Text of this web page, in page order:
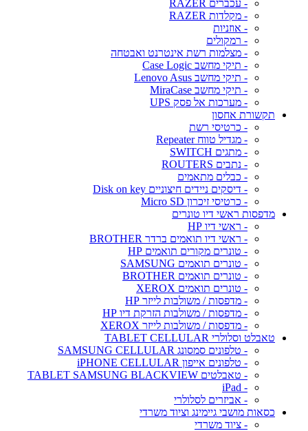
- עכברים RAZER
- מקלדות RAZER
- אוזניות
- רמקולים
- מצלמות רשת אינטרנט ואבטחה
- תיקי מחשב Case Logic
- תיקי מחשב Lenovo Asus
- תיקי מחשב MiraCase
- מערכות אל פסק UPS
תקשורת אחסון
- כרטיסי רשת
- מגדיל טווח Repeater
- מתגים SWITCH
- נתבים ROUTERS
- כבלים מתאמים
- דיסקים ניידים חיצוניים Disk on key
- כרטיסי זיכרון Micro SD
מדפסות ראשי דיו טונרים
- ראשי דיו HP
- ראשי דיו תואמים ברדר BROTHER
- טונרים מקורים תואמים HP
- טונרים תואמים SAMSUNG
- טונרים תואמים BROTHER
- טונרים תואמים XEROX
- מדפסות / משולבות לייזר HP
- מדפסות / משולבות הזרקת דיו HP
- מדפסות / משולבות לייזר XEROX
טאבלט וסלולרי TABLET CELLULAR
- טלפונים סמסונג SAMSUNG CELLULAR
- טלפונים אייפון iPHONE CELLULAR
- טאבלטים TABLET SAMSUNG BLACKVIEW
- iPad
- אביזרים לסלולרי
כסאות מושבי גיימינג וציוד משרדי
- ציוד משרדי